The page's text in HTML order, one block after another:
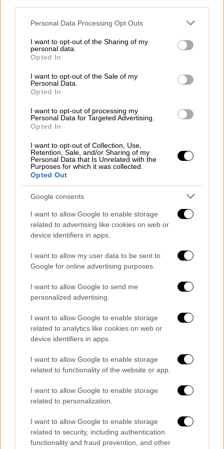
Please note that this website/app uses one or more Google
not limited to your visit or usage behaviour. You may click to
grant or deny consent to Google and its third-party tags to
use your data for below specified purposes in below Google
consent section.
Personal Data Processing Opt Outs
I want to opt-out of the Sharing of my
personal data.
Opted In
I want to opt-out of the Sale of my
Personal Data.
Opted In
I want to opt-out of processing my
Personal Data for Targeted Advertising.
Opted In
I want to opt-out of Collection, Use,
Retention, Sale, and/or Sharing of my
Personal Data that Is Unrelated with the
Purposes for which it was collected.
Opted Out
Google consents
I want to allow Google to enable storage
related to advertising like cookies on web or
device identifiers in apps.
I want to allow my user data to be sent to
Google for online advertising purposes.
I want to allow Google to send me
personalized advertising.
I want to allow Google to enable storage
related to analytics like cookies on web or
device identifiers in apps.
I want to allow Google to enable storage
related to functionality of the website or app.
I want to allow Google to enable storage
related to personalization.
I want to allow Google to enable storage
related to security, including authentication
functionality and fraud prevention, and other
— The Royal Family (@RoyalFamily)
Ο φον Μάλτζαν είπε ότι ήταν τιμή «που ο
στην πρώτη του κρατική επίσκεψη» σε μία
ένδειξη στήριξης «στη βιολογική γεωργία
και τη βιωσιμότητα». Ο 74χρονος Κάρολος ο
οποίος ανέβηκε στον θρόνο μετά τον θάνατο
της βασίλισσας Ελισάβετ Β' τον Σεπτέμβριο,
πρόκειται να στεφθεί κατά τη διάρκεια
τελετής στέψηςστις 6 Μαΐου στο Αβαείο
του Γουέστμινστερ του Λονδίνου.
Στο αγρόκτημα Brodowin, πήρε μια πρώτη
ζαχαροπλάστηςτης φάρμας του πρόσφερε
ένα κομμάτι από ένα κέικ λευκής σοκολάτας
από πάνω που είχε το σχήμα του στέμματος
που θα φορέσει την ημέρα της στέψης. Ο
βασιλιάς μίλησε επίσης στο κατάστημα με
τους υπαλλήλους και έκανε πολύ
ενημερωμένες ερωτήσεις σχετικά με τη
βιολογική γεωργία, είπε στο dpa η
εκτελεστική βοηθός της φάρμας. «Μιλήσαμε
για το έδαφος», πρόσθεσε.
Ο βασιλιάς Κάρολος κατά την επίσκεψη
υπογράμμισε το ενδιαφέρον του και τη
περιβάλλοντος. Η τριήμερη επίσκεψή του
Γερμανία-το πρώτο του ταξίδι στο